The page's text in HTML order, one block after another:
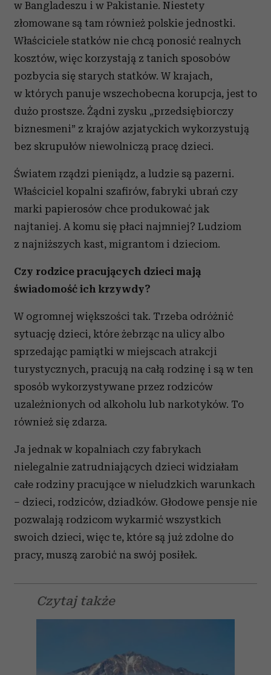
w Bangladeszu i w Pakistanie. Niestety
złomowane są tam również polskie jednostki.
Właściciele statków nie chcą ponosić realnych
kosztów, więc korzystają z tanich sposobów
pozbycia się starych statków. W krajach,
w których panuje wszechobecna korupcja, jest to
dużo prostsze. Żądni zysku „przedsiębiorczy
biznesmeni” z krajów azjatyckich wykorzystują
bez skrupułów niewolniczą pracę dzieci.
Światem rządzi pieniądz, a ludzie są pazerni.
Właściciel kopalni szafirów, fabryki ubrań czy
marki papierosów chce produkować jak
najtaniej. A komu się płaci najmniej? Ludziom
z najniższych kast, migrantom i dzieciom.
Czy rodzice pracujących dzieci mają
świadomość ich krzywdy?
W ogromnej większości tak. Trzeba odróżnić
sytuację dzieci, które żebrząc na ulicy albo
sprzedając pamiątki w miejscach atrakcji
turystycznych, pracują na całą rodzinę i są w ten
sposób wykorzystywane przez rodziców
uzależnionych od alkoholu lub narkotyków. To
również się zdarza.
Ja jednak w kopalniach czy fabrykach
nielegalnie zatrudniających dzieci widziałam
całe rodziny pracujące w nieludzkich warunkach
– dzieci, rodziców, dziadków. Głodowe pensje nie
pozwalają rodzicom wykarmić wszystkich
swoich dzieci, więc te, które są już zdolne do
pracy, muszą zarobić na swój posiłek.
Czytaj także